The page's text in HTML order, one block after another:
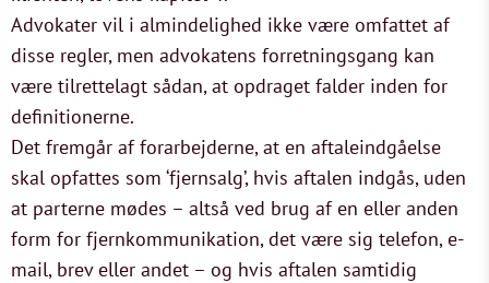
Advokater vil i almindelighed ikke være omfattet af
disse regler, men advokatens forretningsgang kan
være tilrettelagt sådan, at opdraget falder inden for
definitionerne.
Det fremgår af forarbejderne, at en aftaleindgåelse
skal opfattes som ‘fjernsalg’, hvis aftalen indgås, uden
at parterne mødes – altså ved brug af en eller anden
form for fjernkommunikation, det være sig telefon, e-
mail, brev eller andet – og hvis aftalen samtidig